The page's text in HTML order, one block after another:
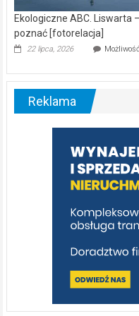
Ekologiczne ABC. Liswarta
poznać [fotorelacja]
22 lipca, 2026
Reklama